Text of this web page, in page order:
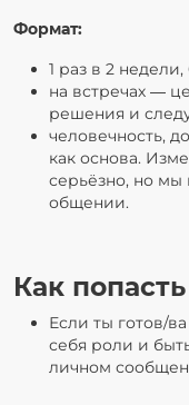
Формат:
1 раз в 2
на встречах —
решения и
человечность,
как основа.
серьёзно, но
общении.
Как
Если ты готов/
себя роли и
личном